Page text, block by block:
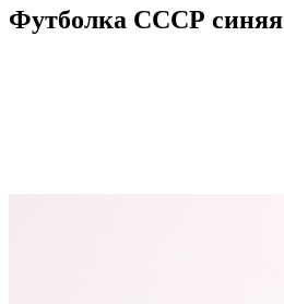
Футболка СССР синяя